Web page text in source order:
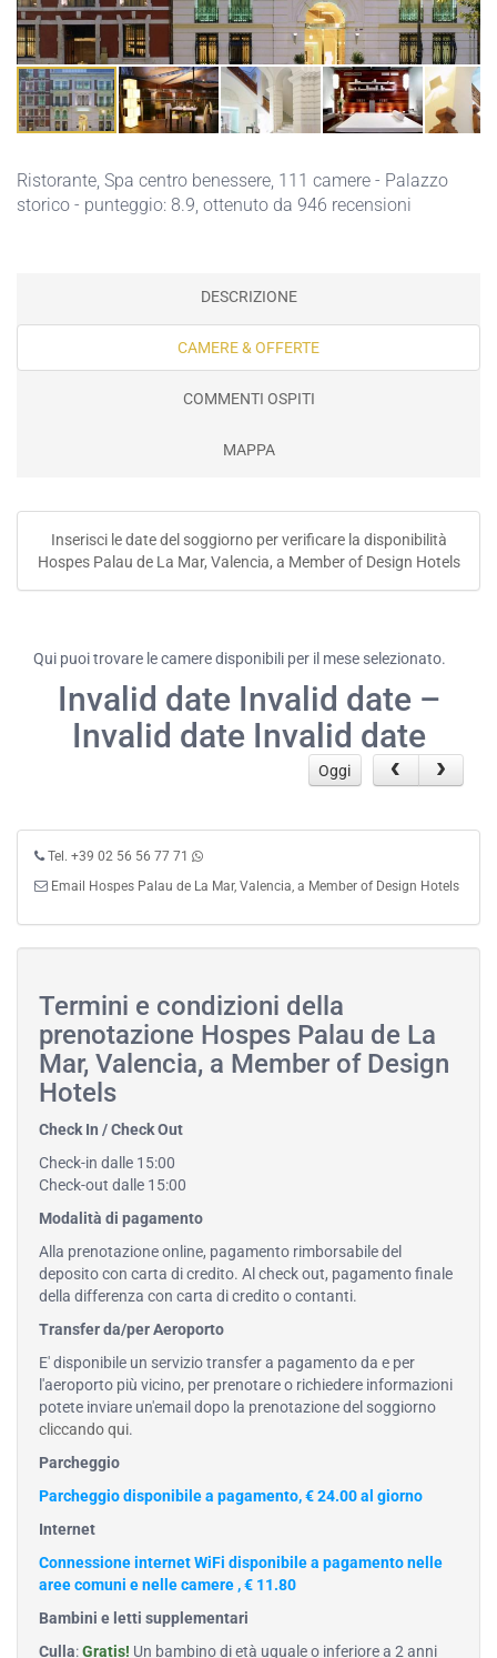
Ristorante, Spa centro benessere, 111 camere - Palazzo
storico - punteggio: 8.9, ottenuto da 946 recensioni
DESCRIZIONE
CAMERE & OFFERTE
COMMENTI OSPITI
MAPPA
Inserisci le date del soggiorno per verificare la disponibilità
Hospes Palau de La Mar, Valencia, a Member of Design Hotels
Qui puoi trovare le camere disponibili per il mese selezionato.
Invalid date Invalid date –
Invalid date Invalid date
Oggi
Tel. +39 02 56 56 77 71
Email Hospes Palau de La Mar, Valencia, a Member of Design Hotels
Termini e condizioni della
prenotazione Hospes Palau de La
Mar, Valencia, a Member of Design
Hotels
Check In / Check Out
Check-in dalle 15:00
Check-out dalle 15:00
Modalità di pagamento
Alla prenotazione online, pagamento rimborsabile del
deposito con carta di credito. Al check out, pagamento finale
della differenza con carta di credito o contanti.
Transfer da/per Aeroporto
E' disponibile un servizio transfer a pagamento da e per
l'aeroporto più vicino, per prenotare o richiedere informazioni
potete inviare un'email dopo la prenotazione del soggiorno
cliccando qui.
Parcheggio
Parcheggio disponibile a pagamento, € 24.00 al giorno
Internet
Connessione internet WiFi disponibile a pagamento nelle
aree comuni e nelle camere , € 11.80
Bambini e letti supplementari
Culla:Gratis! Un bambino di età uguale o inferiore a 2 anni